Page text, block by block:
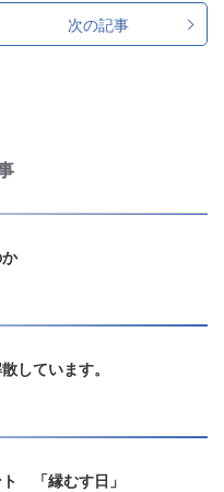
次の記事
しています。
「縁むす日」